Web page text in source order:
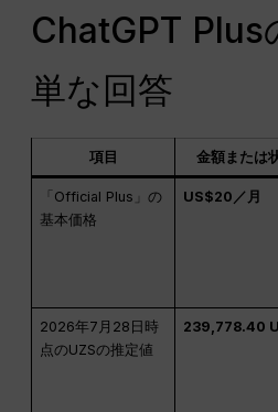
ChatGPT Plus
単な回答
項目 金額または
「Official Plus」の
基本価格
US$20／月
2026年7月28日時
点のUZSの推定値
239,778.40